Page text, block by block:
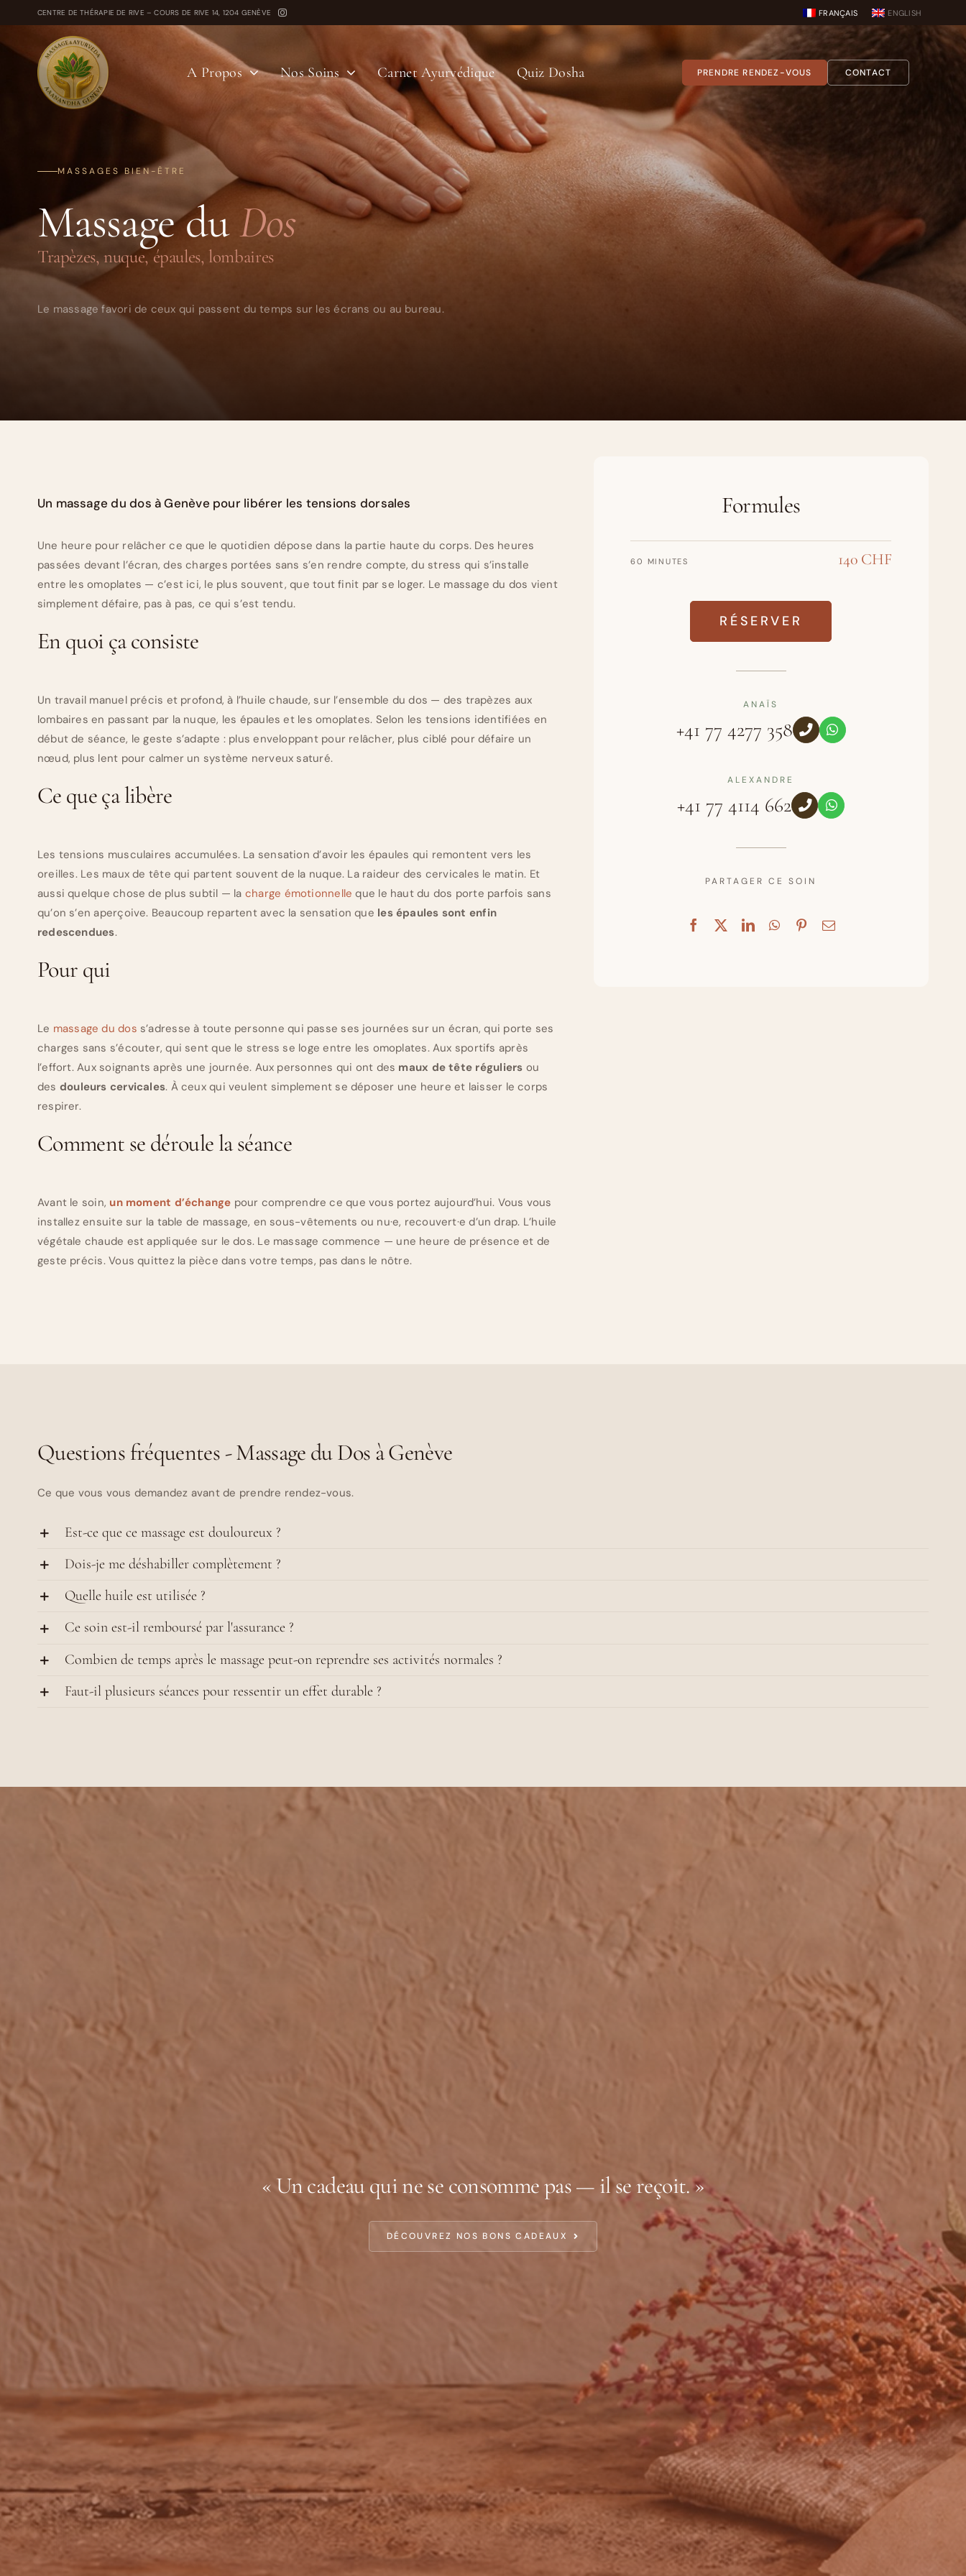
au
contenu
CENTRE DE THÉRAPIE DE RIVE – COURS DE RIVE 14, 1204 GENÈVE FRANÇAIS ENGLISH
A Propos Nos Soins Carnet Ayurvédique Quiz Dosha PRENDRE RENDEZ-VOUS CONTACT
MASSAGES BIEN-ÊTRE
Massage duDos
Trapèzes, nuque, épaules, lombaires
Le massage favori de ceux qui passent du temps sur les écrans ou au bureau.
Un massage du dos à Genève pour libérer les tensions dorsales
Une heure pour relâcher ce que le quotidien dépose dans la partie haute du corps. Des heures
passées devant l’écran, des charges portées sans s’en rendre compte, du stress qui s’installe
entre les omoplates — c’est ici, le plus souvent, que tout finit par se loger. Le massage du dos vient
simplement défaire, pas à pas, ce qui s’est tendu.
En quoi ça consiste
Un travail manuel précis et profond, à l’huile chaude, sur l’ensemble du dos — des trapèzes aux
lombaires en passant par la nuque, les épaules et les omoplates. Selon les tensions identifiées en
début de séance, le geste s’adapte : plus enveloppant pour relâcher, plus ciblé pour défaire un
nœud, plus lent pour calmer un système nerveux saturé.
Ce que ça libère
Les tensions musculaires accumulées. La sensation d’avoir les épaules qui remontent vers les
oreilles. Les maux de tête qui partent souvent de la nuque. La raideur des cervicales le matin. Et
aussi quelque chose de plus subtil — la charge émotionnelle que le haut du dos porte parfois sans
qu’on s’en aperçoive. Beaucoup repartent avec la sensation que les épaules sont enfin
redescendues.
Pour qui
Le massage du dos s’adresse à toute personne qui passe ses journées sur un écran, qui porte ses
charges sans s’écouter, qui sent que le stress se loge entre les omoplates. Aux sportifs après
l’effort. Aux soignants après une journée. Aux personnes qui ont des maux de tête réguliers ou
des douleurs cervicales. À ceux qui veulent simplement se déposer une heure et laisser le corps
respirer.
Comment se déroule la séance
Avant le soin, un moment d’échange pour comprendre ce que vous portez aujourd’hui. Vous vous
installez ensuite sur la table de massage, en sous-vêtements ou nu·e, recouvert·e d’un drap. L’huile
végétale chaude est appliquée sur le dos. Le massage commence — une heure de présence et de
geste précis. Vous quittez la pièce dans votre temps, pas dans le nôtre.
Formules
60 MINUTES 140 CHF
RÉSERVER
ANAÏS
+41 77 4277 358
ALEXANDRE
+41 77 4114 662
PARTAGER CE SOIN
Questions fréquentes - Massage du Dos à Genève
Ce que vous vous demandez avant de prendre rendez-vous.
Est-ce que ce massage est douloureux ?
Dois-je me déshabiller complètement ?
Quelle huile est utilisée ?
Ce soin est-il remboursé par l'assurance ?
Combien de temps après le massage peut-on reprendre ses activités normales ?
Faut-il plusieurs séances pour ressentir un effet durable ?
« Un cadeau qui ne se consomme pas — il se reçoit. »
DÉCOUVREZ NOS BONS CADEAUX